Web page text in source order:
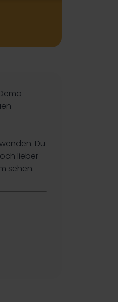
Du
lieber
sehen.